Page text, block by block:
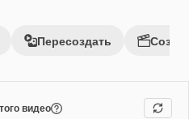
Пересоздать
видео